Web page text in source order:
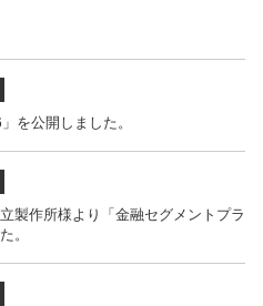
を公開しました。
製作所様より「金融セグメントプラ
。